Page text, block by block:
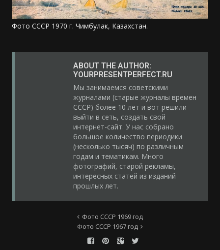
Фото СССР 1970 г. Чимбулак, Казахстан.
ABOUT THE AUTHOR:
YOURPRESENTPERFECT.RU
Мы занимаемся советскими
журналами (старые журналы времен
СССР) более 10 лет и вот решили
выйти в сеть, создать свой
интернет-сайт. У нас собрано
большое количество периодики
(несколько тысяч) по различным
годам и тематикам. Много
фотографий, старой рекламы,
интересных статей из изданий
прошлых лет.
Фото СССР 1969 год
Фото СССР 1967 год